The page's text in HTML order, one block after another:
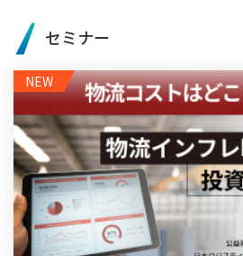
セミナー